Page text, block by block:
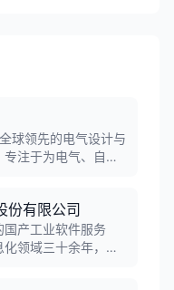
球领先的电气设计与
注于为电气、自动
球50多个国家和地区
51,000家客户，涵
自动化工程等行
份有限公司
产工业软件服务
领域三十余年，拥